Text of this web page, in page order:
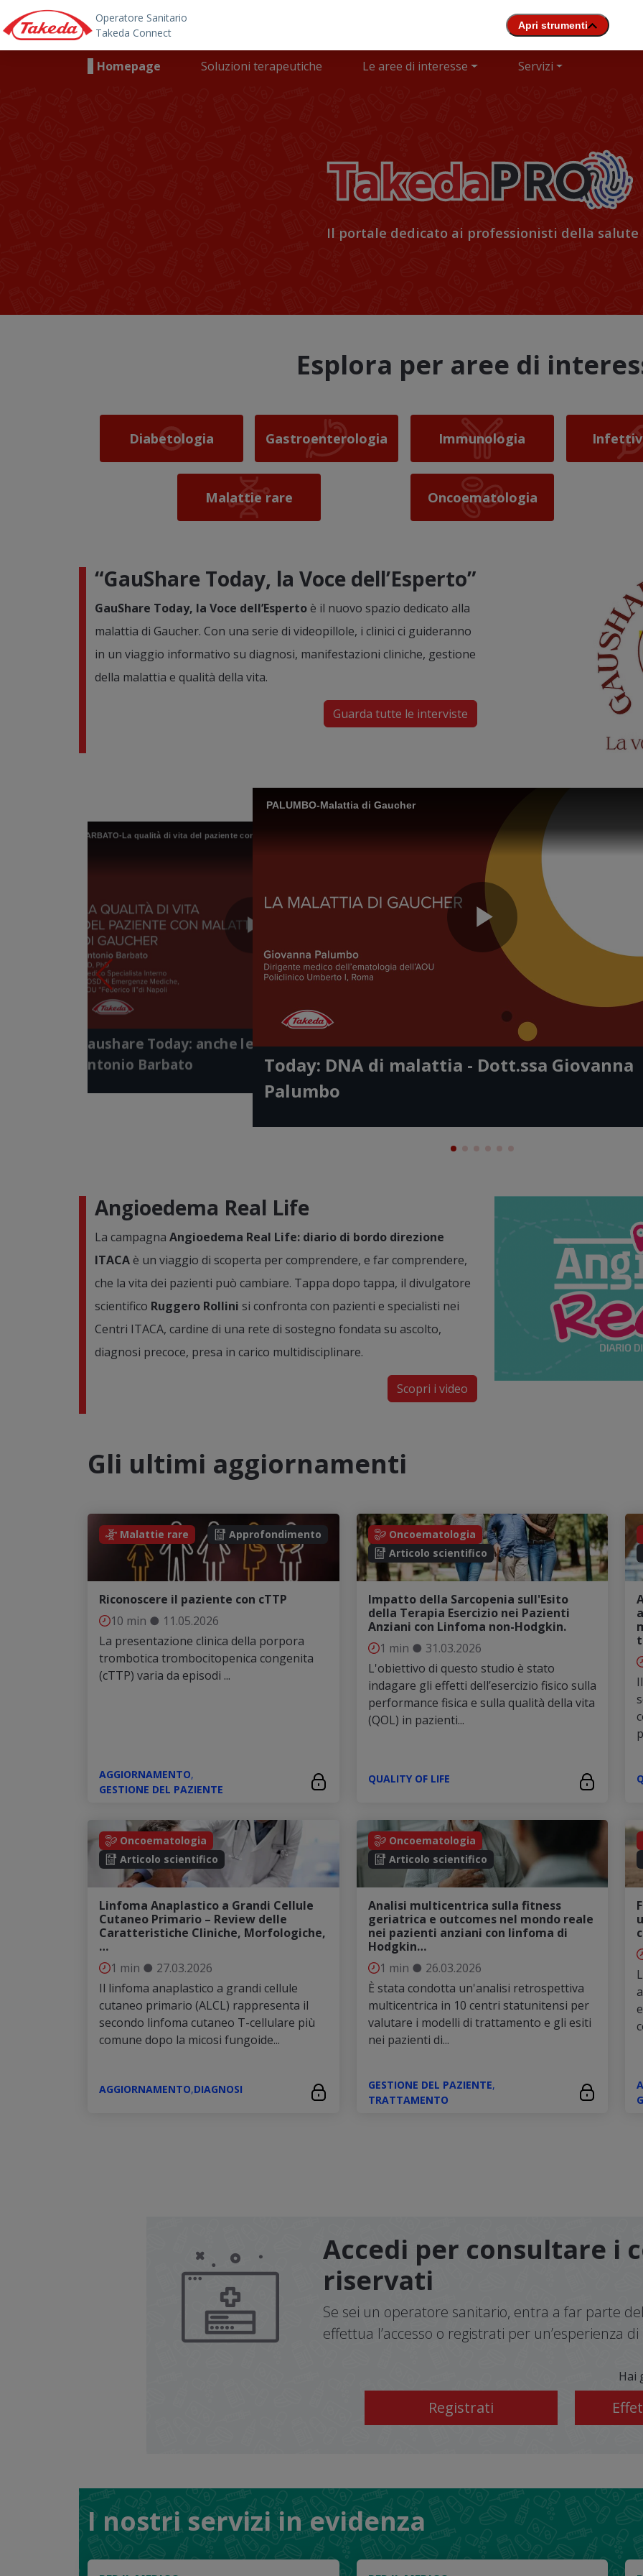
Skip to main content
Main navigation
Homepage Soluzioni terapeutiche Le aree di interesse Servizi
Il portale dedicato ai professionisti della salute
Esplora per aree di
Diabetologia Gastroenterologia Immunologia
Malattie rare Oncoematologia
“GauShare Today, la Voce dell’Esperto”
GauShare Today, la Voce dell’Espertoè il nuovo spazio dedicato alla
malattia di Gaucher. Con una serie di videopillole, i clinici ci guideranno
in un viaggio informativo su diagnosi, manifestazioni cliniche, gestione
della malattia e qualità della vita.
Guarda tutte le interviste
Gaushare Today: identikit di un paziente - Dott.ssa
Serena Gasperini
Video
Gaushare Today: meno attese, più qualità di vita -
Dott. Antonio Barbato
BARBATO-La qualità di vita del paziente con malattia di Gaucher
Play
Video
Gaushare Today: anche le ossa parlano - Dott.
Antonio Barbato
PALUMBO-Malattia di Gaucher
Play
Video
Today: DNA di malattia - Dott.ssa Giovanna
Palumbo
PALUMBO-La diagnosi
Gaushare
giusto -
Angioedema Real Life
La campagna Angioedema Real Life: diario di bordo direzione
ITACAè un viaggio di scoperta per comprendere, e far comprendere,
che la vita dei pazienti può cambiare. Tappa dopo tappa, il divulgatore
scientifico Ruggero Rollini si confronta con pazienti e specialisti nei
Centri ITACA, cardine di una rete di sostegno fondata su ascolto,
diagnosi precoce, presa in carico multidisciplinare.
Scopri i video
Gli ultimi aggiornamenti
Malattie rare Approfondimento
Riconoscere il paziente con cTTP
10 min ● 11.05.2026
La presentazione clinica della porpora
trombotica trombocitopenica congenita
(cTTP) varia da episodi ...
AGGIORNAMENTO,
GESTIONE DEL PAZIENTE
Oncoematologia
Articolo scientifico
Impatto della Sarcopenia sull'Esito
della Terapia Esercizio nei Pazienti
Anziani con Linfoma non-Hodgkin.
1 min ● 31.03.2026
L'obiettivo di questo studio è stato
indagare gli effetti dell’esercizio fisico sulla
performance fisica e sulla qualità della vita
(QOL) in pazienti...
QUALITY OF LIFE
Oncoematologia
Articolo scientifico
Linfoma Anaplastico a Grandi Cellule
Cutaneo Primario – Review delle
Caratteristiche Cliniche, Morfologiche,
…
1 min ● 27.03.2026
Il linfoma anaplastico a grandi cellule
cutaneo primario (ALCL) rappresenta il
secondo linfoma cutaneo T-cellulare più
comune dopo la micosi fungoide...
AGGIORNAMENTO,DIAGNOSI
Oncoematologia
Articolo scientifico
Analisi multicentrica sulla fitness
geriatrica e outcomes nel mondo reale
nei pazienti anziani con linfoma di
Hodgkin…
1 min ● 26.03.2026
È stata condotta un'analisi retrospettiva
multicentrica in 10 centri statunitensi per
valutare i modelli di trattamento e gli esiti
nei pazienti di...
GESTIONE DEL PAZIENTE,
TRATTAMENTO
Accedi per consultare i
riservati
Se sei un operatore sanitario, entra a far parte
effettua l’accesso o registrati per un’esperienza
Registrati
Hai
I nostri servizi in evidenza